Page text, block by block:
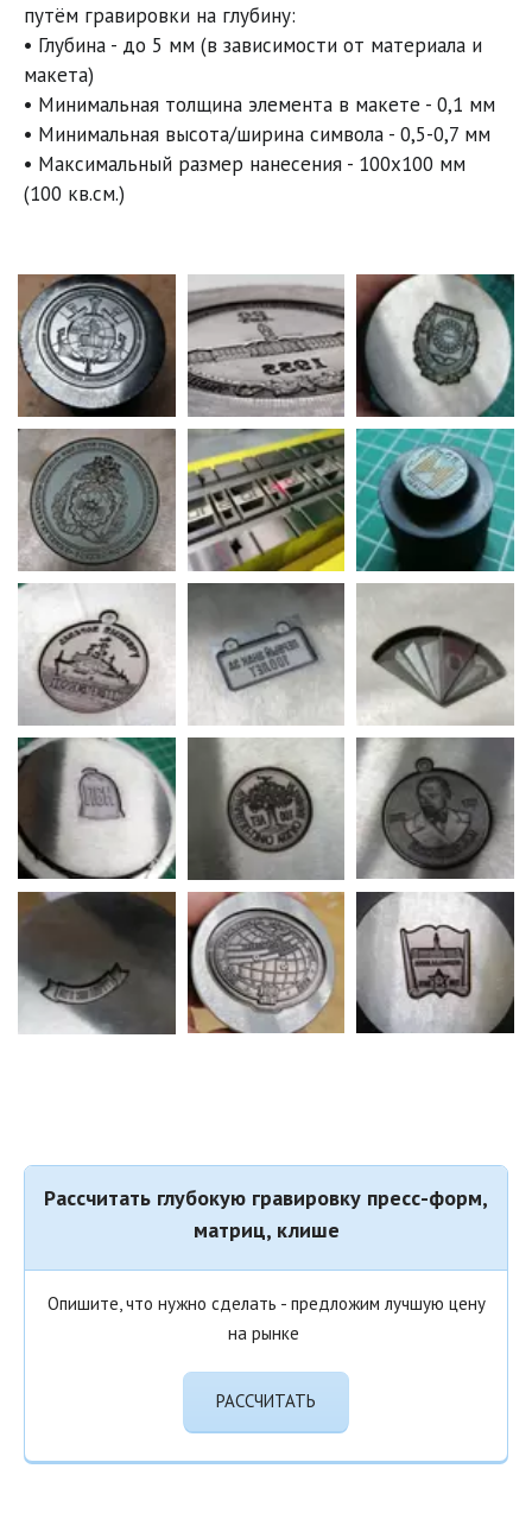
путём гравировки на глубину:
• Глубина - до 5 мм (в зависимости от материала и
макета)
• Минимальная толщина элемента в макете - 0,1 мм
• Минимальная высота/ширина символа - 0,5-0,7 мм
• Максимальный размер нанесения - 100х100 мм
(100 кв.см.)
Рассчитать глубокую гравировку пресс-форм,
матриц, клише
Опишите, что нужно сделать - предложим лучшую цену
на рынке
РАССЧИТАТЬ